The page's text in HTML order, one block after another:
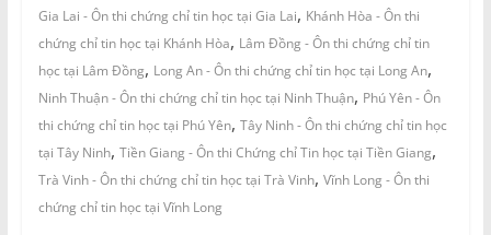
Gia Lai - Ôn thi chứng chỉ tin học tại Gia Lai, Khánh Hòa - Ôn thi
chứng chỉ tin học tại Khánh Hòa, Lâm Đồng - Ôn thi chứng chỉ tin
học tại Lâm Đồng, Long An - Ôn thi chứng chỉ tin học tại Long An,
Ninh Thuận - Ôn thi chứng chỉ tin học tại Ninh Thuận, Phú Yên - Ôn
thi chứng chỉ tin học tại Phú Yên, Tây Ninh - Ôn thi chứng chỉ tin học
tại Tây Ninh, Tiền Giang - Ôn thi Chứng chỉ Tin học tại Tiền Giang,
Trà Vinh - Ôn thi chứng chỉ tin học tại Trà Vinh, Vĩnh Long - Ôn thi
chứng chỉ tin học tại Vĩnh Long